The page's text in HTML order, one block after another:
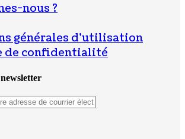
nous ?
générales d’utilisation
de confidentialité